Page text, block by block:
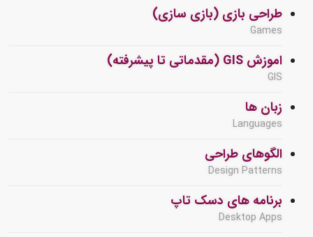
طراحی بازی (بازی سازی)
Games
اموزش GIS (مقدماتی تا پیشرفته)
GIS
زبان ها
Languages
الگوهای طراحی
Design Patterns
برنامه های دسک تاپ
Desktop Apps